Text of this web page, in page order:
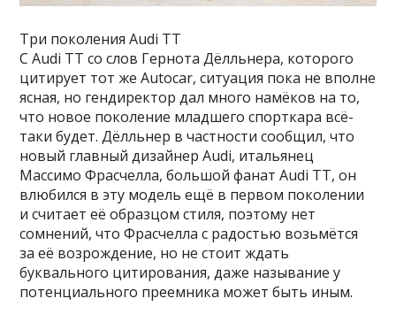
Три поколения Audi TT
С Audi ТТ со слов Гернота Дёлльнера, которого
цитирует тот же Autocar, ситуация пока не вполне
ясная, но гендиректор дал много намёков на то,
что новое поколение младшего спорткара всё-
таки будет. Дёлльнер в частности сообщил, что
новый главный дизайнер Audi, итальянец
Массимо Фрасчелла, большой фанат Audi TT, он
влюбился в эту модель ещё в первом поколении
и считает её образцом стиля, поэтому нет
сомнений, что Фрасчелла с радостью возьмётся
за её возрождение, но не стоит ждать
буквального цитирования, даже называние у
потенциального преемника может быть иным.